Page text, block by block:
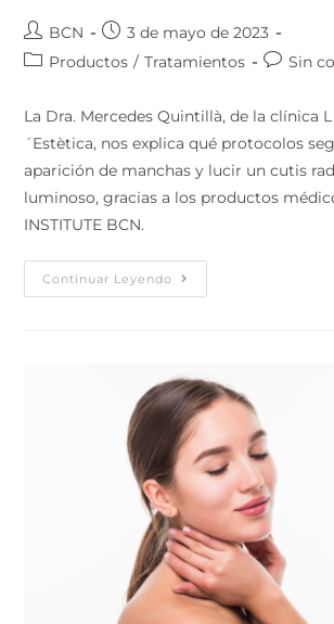
BCN
3 de mayo de 2023
Productos / Tratamientos Sin
La Dra. Mercedes Quintillà, de la clínica
´Estètica, nos explica qué protocolos
aparición de manchas y lucir un cutis
luminoso, gracias a los productos
INSTITUTE BCN.
Continuar Leyendo